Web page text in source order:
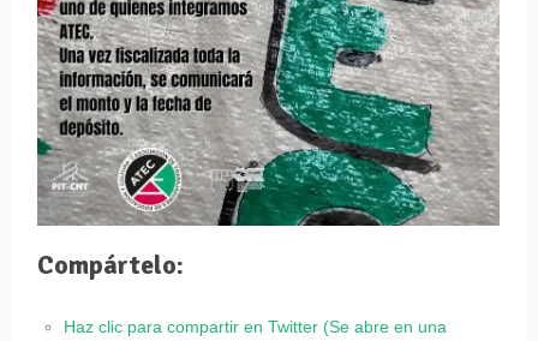
Compártelo:
Haz clic para compartir en Twitter (Se abre en una